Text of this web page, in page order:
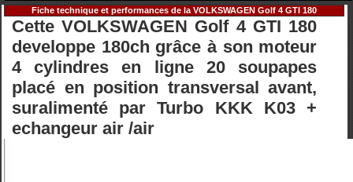
Fiche technique et performances de la VOLKSWAGEN Golf 4 GTI 180
Cette VOLKSWAGEN Golf 4 GTI 180
developpe 180ch grâce à son moteur
4 cylindres en ligne 20 soupapes
placé en position transversal avant,
suralimenté par Turbo KKK K03 +
echangeur air /air